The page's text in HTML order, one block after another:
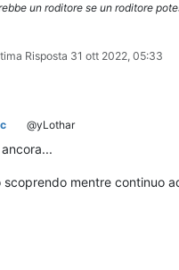
un roditore se un roditore
Risposta 31 ott 2022, 05:33
@yLothar
scoprendo mentre continuo